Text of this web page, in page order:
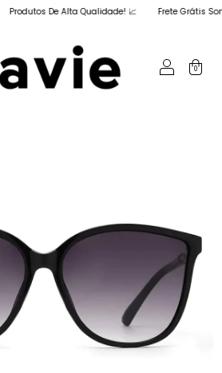
Produtos De Alta Qualidade! 📈 Frete Grátis
0